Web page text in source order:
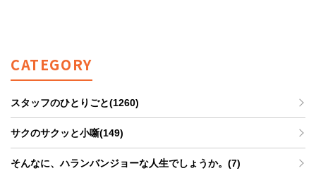
CATEGORY
スタッフのひとりごと(1260)
サクのサクッと小噺(149)
そんなに、ハランバンジョーな人生でしょうか。(7)